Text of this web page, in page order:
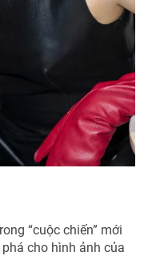
“cuộc chiến” mới
cho hình ảnh của